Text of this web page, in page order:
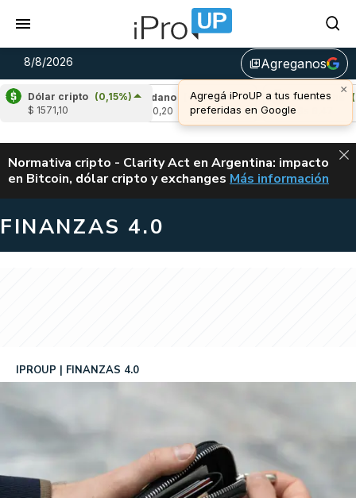
8/8/2026 library_addAgreganos
×
Agregá iProUP a tus fuentes
preferidas en Google
Dólar cripto (0,15%)
$ 1571,10
Cardano (-1,18%)
Avalanche
u$s 6,47
ALERTA
Normativa cripto - Clarity Act en Argentina: impacto
en Bitcoin, dólar cripto y exchanges CLARITY ACT EN
Más información
FINANZAS 4.0
IPROUP FINANZAS 4.0